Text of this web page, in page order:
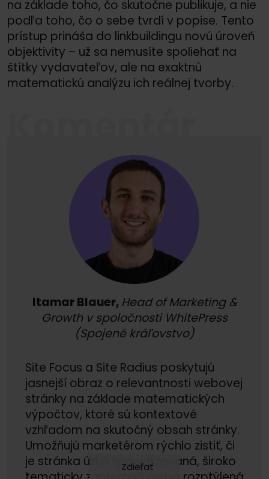
na základe toho, čo skutočne publikuje, a nie
podľa toho, čo o sebe tvrdí v popise. Tento
prístup prináša do linkbuildingu novú úroveň
objektivity – už sa nemusíte spoliehať na
štítky vydavateľov, ale na exaktnú
matematickú analýzu ich reálnej tvorby.
Itamar Blauer, Head of Marketing &
Growth v spoločnosti WhitePress
(Spojené kráľovstvo)
Site Focus a Site Radius poskytujú
jasnejší obraz o relevantnosti webovej
stránky na základe matematických
výpočtov, ktoré sú kontextové
vzhľadom na skutočný obsah stránky.
Umožňujú marketérom rýchlo zistiť, či
je stránka úzko špecializovaná, široko
Zdieľať